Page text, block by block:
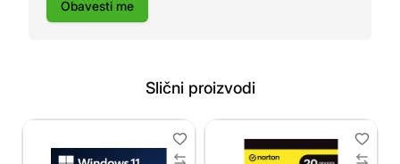
Obavesti me
Slični proizvodi